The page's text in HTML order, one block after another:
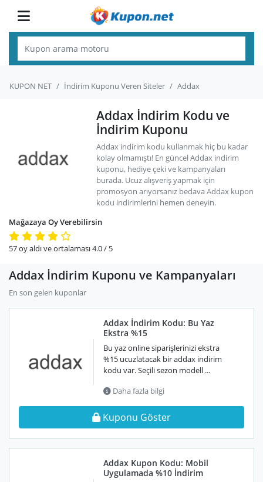
KUPON NET İndirim Kuponu Veren Siteler Addax
Mağazaya Oy Verebilirsin
57oy aldı ve ortalaması4.0/ 5
Addax İndirim Kodu ve
İndirim Kuponu
Addax indirim kodu kullanmak hiç bu kadar
kolay olmamıştı! En güncel Addax indirim
kuponu, hediye çeki ve kampanyaları
burada. Ucuz alışveriş yapmak için
promosyon arıyorsanız bedava Addax kupon
kodu indirimlerini hemen deneyin.
Addax İndirim Kuponu ve Kampanyaları
En son gelen kuponlar
Addax İndirim Kodu: Bu Yaz
Ekstra %15
Bu yaz online siparişlerinizi ekstra
%15 ucuzlatacak bir addax indirim
kodu var. Seçili sezon modell ...
Daha fazla bilgi
Kuponu Göster
Addax Kupon Kodu: Mobil
Uygulamada %10 İndirim